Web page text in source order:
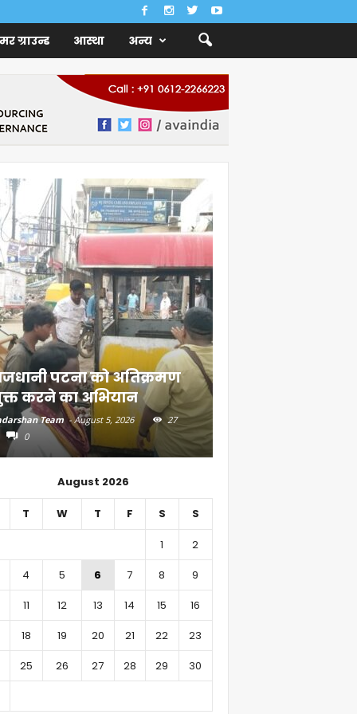
ग्राउन्ड आस्था अन्य
पटना को अतिक्रमण
करने का अभियान
Team - August 5, 2026
27
0
August 2026
T W T F S S
1
2
4 5 6 7 8
9
11 12 13 14 15
16
18 19 20 21 22
23
25 26 27 28 29
30